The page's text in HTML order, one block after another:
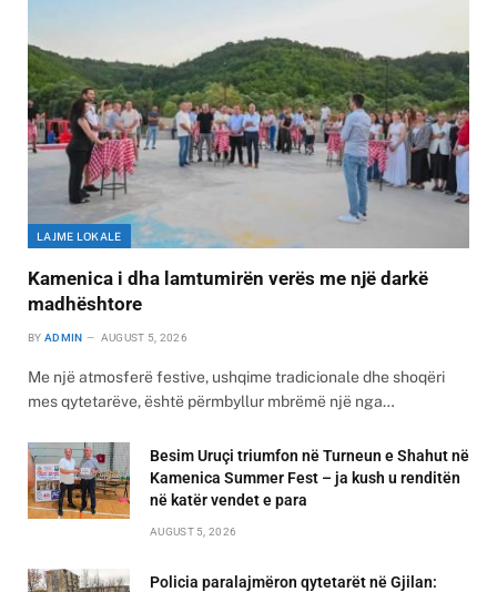
LAJME LOKALE
Kamenica i dha lamtumirën verës me një darkë
madhështore
BY ADMIN AUGUST 5, 2026
Me një atmosferë festive, ushqime tradicionale dhe shoqëri
mes qytetarëve, është përmbyllur mbrëmë një nga…
Besim Uruçi triumfon në Turneun e Shahut në
Kamenica Summer Fest – ja kush u renditën
në katër vendet e para
AUGUST 5, 2026
Policia paralajmëron qytetarët në Gjilan: